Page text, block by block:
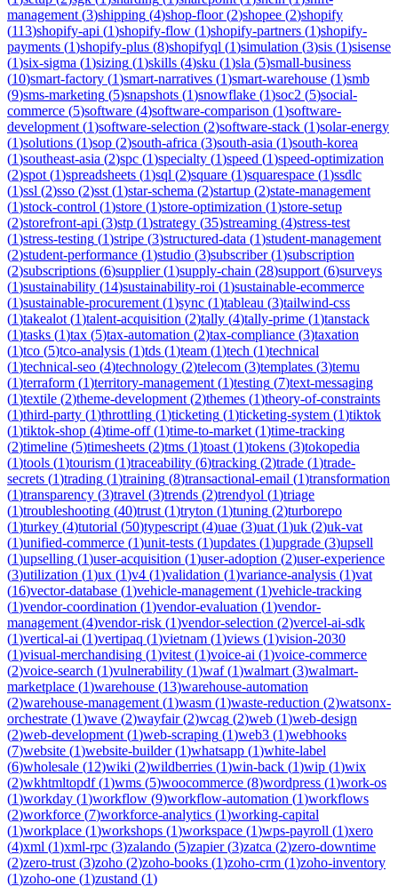
management (3)shipping (4)shop-floor(2)shopee (2)shopify
(113)shopify-api (1)shopify-flow (1)shopify-partners (1)shopify-
payments (1)shopify-plus (8)shopifyql (1)simulation (3)sis (1)sisense
(1)six-sigma (1)sizing (1)skills (4)sku (1)sla (5)small-business
(10)smart-factory (1)smart-narratives (1)smart-warehouse (1)smb
(9)sms-marketing (5)snapshots (1)snowflake (1)soc2 (5)social-
commerce (5)software (4)software-comparison (1)software-
development (1)software-selection (2)software-stack (1)solar-energy
(1)solutions (1)sop (2)south-africa (3)south-asia (1)south-korea
(1)southeast-asia (2)spc (1)specialty (1)speed (1)speed-optimization
(2)spot (1)spreadsheets (1)sql (2)square (1)squarespace (1)ssdlc
(1)ssl (2)sso (2)sst (1)star-schema (2)startup (2)state-management
(1)stock-control (1)store (1)store-optimization (1)store-setup
(2)storefront-api (3)stp (1)strategy (35)streaming (4)stress-test
(1)stress-testing (1)stripe (3)structured-data (1)student-management
(2)student-performance (1)studio (3)subscriber(1)subscription
(2)subscriptions (6)supplier(1)supply-chain (28)support (6)surveys
(1)sustainability (14)sustainability-roi (1)sustainable-ecommerce
(1)sustainable-procurement (1)sync (1)tableau (3)tailwind-css
(1)takealot (1)talent-acquisition (2)tally (4)tally-prime (1)tanstack
(1)tasks (1)tax (5)tax-automation (2)tax-compliance (3)taxation
(1)tco (5)tco-analysis (1)tds (1)team (1)tech (1)technical
(1)technical-seo (4)technology (2)telecom (3)templates (3)temu
(1)terraform (1)territory-management (1)testing (7)text-messaging
(1)textile (2)theme-development (2)themes (1)theory-of-constraints
(1)third-party (1)throttling (1)ticketing (1)ticketing-system (1)tiktok
(1)tiktok-shop (4)time-off(1)time-to-market (1)time-tracking
(2)timeline (5)timesheets (2)tms (1)toast (1)tokens (3)tokopedia
(1)tools (1)tourism (1)traceability (6)tracking (2)trade (1)trade-
secrets (1)trading (1)training (8)transactional-email (1)transformation
(1)transparency (3)travel (3)trends (2)trendyol (1)triage
(1)troubleshooting (40)trust (1)tryton (1)tuning (2)turborepo
(1)turkey (4)tutorial (50)typescript (4)uae (3)uat (1)uk (2)uk-vat
(1)unified-commerce (1)unit-tests (1)updates (1)upgrade (3)upsell
(1)upselling (1)user-acquisition (1)user-adoption (2)user-experience
(3)utilization (1)ux (1)v4 (1)validation (1)variance-analysis (1)vat
(16)vector-database (1)vehicle-management (1)vehicle-tracking
(1)vendor-coordination (1)vendor-evaluation (1)vendor-
management (4)vendor-risk (1)vendor-selection (2)vercel-ai-sdk
(1)vertical-ai (1)vertipaq (1)vietnam (1)views (1)vision-2030
(1)visual-merchandising (1)vitest (1)voice-ai (1)voice-commerce
(2)voice-search (1)vulnerability (1)waf(1)walmart (3)walmart-
marketplace (1)warehouse (13)warehouse-automation
(2)warehouse-management (1)wasm (1)waste-reduction (2)watsonx-
orchestrate (1)wave (2)wayfair(2)wcag (2)web (1)web-design
(2)web-development (1)web-scraping (1)web3 (1)webhooks
(7)website (1)website-builder(1)whatsapp (1)white-label
(6)wholesale (12)wiki (2)wildberries (1)win-back (1)wip (1)wix
(2)wkhtmltopdf(1)wms (5)woocommerce (8)wordpress (1)work-os
(1)workday (1)workflow (9)workflow-automation (1)workflows
(2)workforce (7)workforce-analytics (1)working-capital
(1)workplace (1)workshops (1)workspace (1)wps-payroll (1)xero
(4)xml (1)xml-rpc (3)zalando (5)zapier(3)zatca (2)zero-downtime
(2)zero-trust (3)zoho (2)zoho-books (1)zoho-crm (1)zoho-inventory
(1)zoho-one (1)zustand (1)